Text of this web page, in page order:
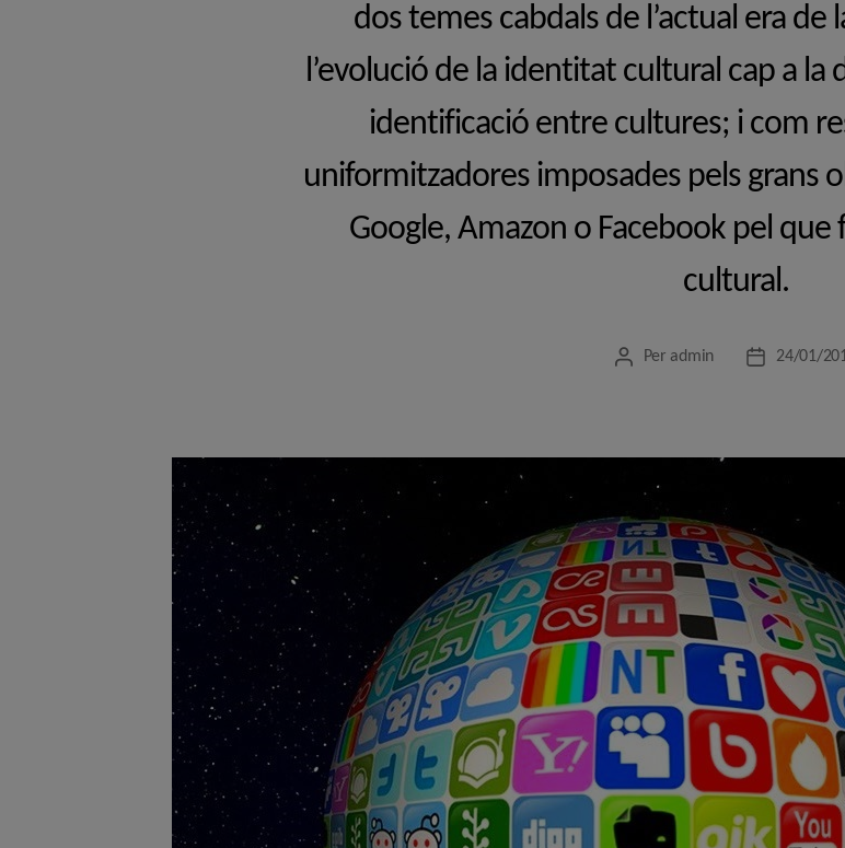
dos temes cabdals de l’actual era de
l’evolució de la identitat cultural cap a la
identificació entre cultures; i com
uniformitzadores imposades pels grans
Google, Amazon o Facebook pel que
cultural.
Autor
Per admin
Data24/01/